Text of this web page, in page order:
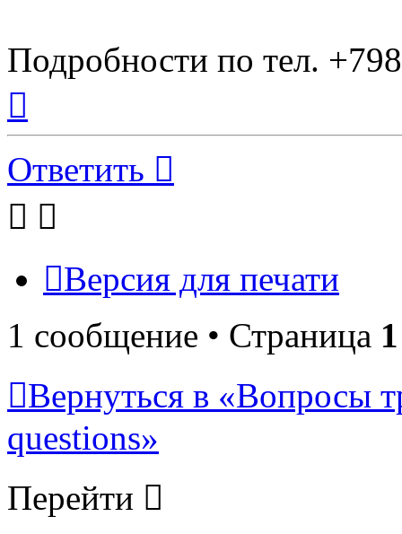
Подробности по тел.
началу
Ответить
Версия для печати
1 сообщение • Страница 1
Вернуться в «Вопросы
questions»
Перейти